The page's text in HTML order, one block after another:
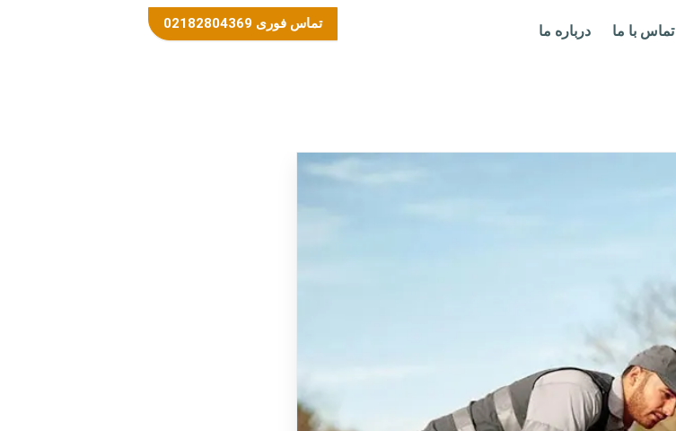
تماس با ما درباره ما تماس فوری 02182804369